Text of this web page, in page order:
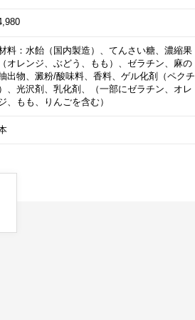
料：水飴（国内製造）、てんさい糖、濃縮果
オレンジ、ぶどう、もも）、ゼラチン、麻の
出物、澱粉/酸味料、香料、ゲル化剤（ペクチ
、光沢剤、乳化剤、（一部にゼラチン、オレ